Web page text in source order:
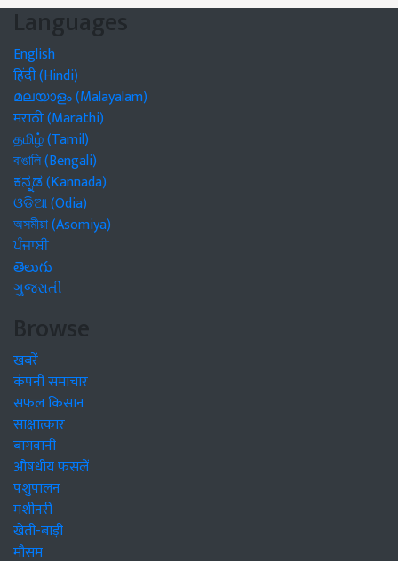
Languages
English
हिंदी (Hindi)
മലയാളം (Malayalam)
मराठी (Marathi)
தமிழ் (Tamil)
বাঙালি (Bengali)
ಕನ್ನಡ (Kannada)
ଓଡିଆ (Odia)
অসমীয়া (Asomiya)
ਪੰਜਾਬੀ
తెలుగు
ગુજરાતી
Browse
खबरें
कंपनी समाचार
सफल किसान
साक्षात्कार
बागवानी
औषधीय फसलें
पशुपालन
मशीनरी
खेती-बाड़ी
मौसम